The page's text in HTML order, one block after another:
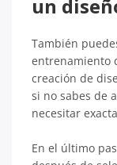
un
También
entrenamiento
creación de
si no sabes de
necesitar
En el último